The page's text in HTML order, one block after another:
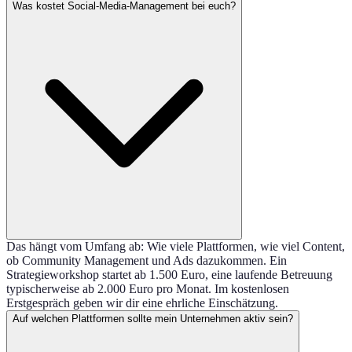
Was kostet Social-Media-Management bei euch?
Das hängt vom Umfang ab: Wie viele Plattformen, wie viel Content,
ob Community Management und Ads dazukommen. Ein
Strategieworkshop startet ab 1.500 Euro, eine laufende Betreuung
typischerweise ab 2.000 Euro pro Monat. Im kostenlosen
Erstgespräch geben wir dir eine ehrliche Einschätzung.
Auf welchen Plattformen sollte mein Unternehmen aktiv sein?